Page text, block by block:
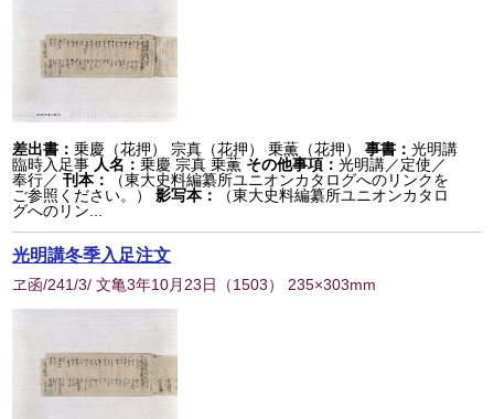
差出書：乗慶（花押） 宗真（花押） 乗薫（花押） 事書：光明講
臨時入足事 人名：乗慶 宗真 乗薫 その他事項：光明講／定使／
奉行／刊本：
（東大史料編纂所ユニオンカタログへのリンクを
ご参照ください。）
影写本：
（東大史料編纂所ユニオンカタロ
グへのリン...
光明講冬季入足注文
ヱ函/241/3/ 文亀3年10月23日 （1503） 235×303mm